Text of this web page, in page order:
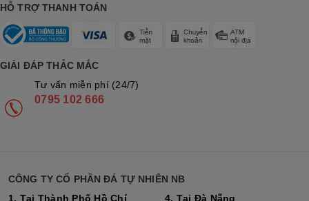
HỖ TRỢ THANH TOÁN
GIẢI ĐÁP THẮC MẮC
Tư vấn miễn phí (24/7)
0795 102 666
CÔNG TY CỔ PHẦN ĐÁ TỰ NHIÊN NB
1. Tại Thành Phố Hồ Chí
4. Tại Đà Nẵng